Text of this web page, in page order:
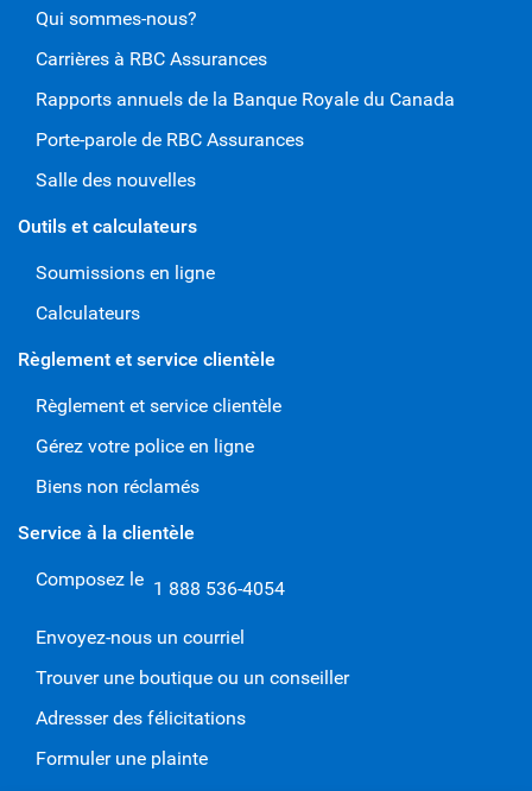
Qui sommes-nous?
Carrières à RBC Assurances
Rapports annuels de la Banque Royale du Canada
Porte-parole de RBC Assurances
Salle des nouvelles
Outils et calculateurs
Soumissions en ligne
Calculateurs
Règlement et service clientèle
Règlement et service clientèle
Gérez votre police en ligne
Biens non réclamés
Service à la clientèle
Composez le 1 888 536-4054
Envoyez-nous un courriel
Trouver une boutique ou un conseiller
Adresser des félicitations
Formuler une plainte